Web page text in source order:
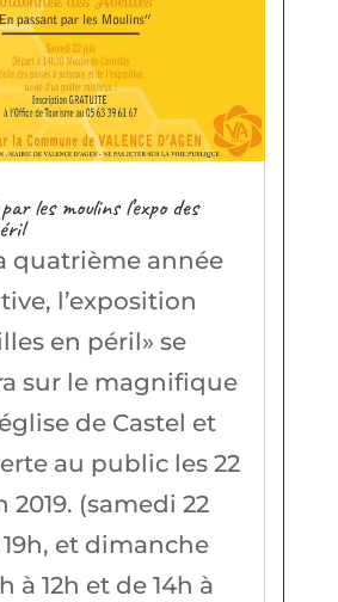
les moulins l’expo des
quatrième année
l’exposition
en péril» se
sur le magnifique
de Castel et
au public les 22
2019. (samedi 22
19h, et dimanche
à 12h et de 14h à